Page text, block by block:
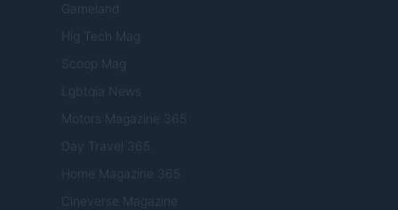
Gameland
Hig Tech Mag
Scoop Mag
Lgbtqia News
Motors Magazine 365
Day Travel 365
Home Magazine 365
Cineverse Magazine